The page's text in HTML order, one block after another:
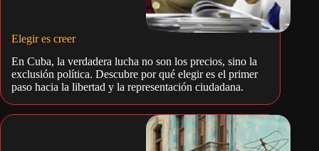
Elegir es creer
En Cuba, la verdadera lucha no son los precios, sino la
exclusión política. Descubre por qué elegir es el primer
paso hacia la libertad y la representación ciudadana.